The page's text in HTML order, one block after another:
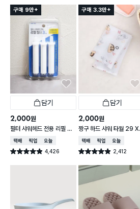
구매 9만+
담기
2,000원
필터 샤워헤드 전용 리필 필
터 3개입
택배배송매장픽업오늘배송
별점 4.9점 4,426
건 작성
구매 3.3만+
담기
2,000원
짱구 하드 샤워 타월 29 X
95 cm
택배배송매장픽업오늘배송
별점 4.9점 2,412
건 작성